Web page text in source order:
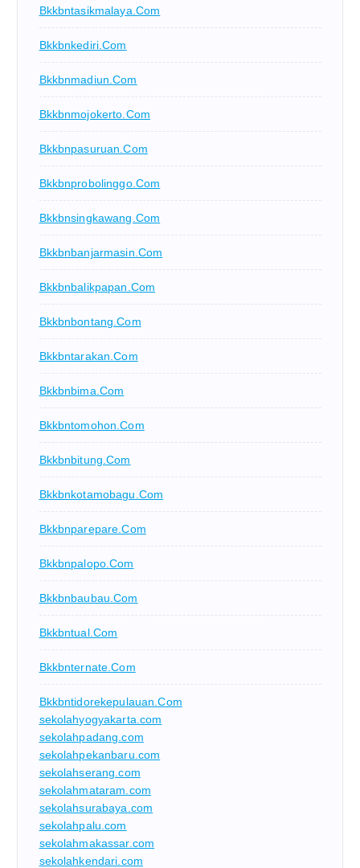
Bkkbntasikmalaya.com
Bkkbnkediri.com
Bkkbnmadiun.com
Bkkbnmojokerto.com
Bkkbnpasuruan.com
Bkkbnprobolinggo.com
Bkkbnsingkawang.com
Bkkbnbanjarmasin.com
Bkkbnbalikpapan.com
Bkkbnbontang.com
Bkkbntarakan.com
Bkkbnbima.com
Bkkbntomohon.com
Bkkbnbitung.com
Bkkbnkotamobagu.com
Bkkbnparepare.com
Bkkbnpalopo.com
Bkkbnbaubau.com
Bkkbntual.com
Bkkbnternate.com
Bkkbntidorekepulauan.com
sekolahyogyakarta.com
sekolahpadang.com
sekolahpekanbaru.com
sekolahserang.com
sekolahmataram.com
sekolahsurabaya.com
sekolahpalu.com
sekolahmakassar.com
sekolahkendari.com